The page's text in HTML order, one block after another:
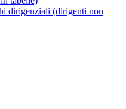
dirigenziali (dirigenti non